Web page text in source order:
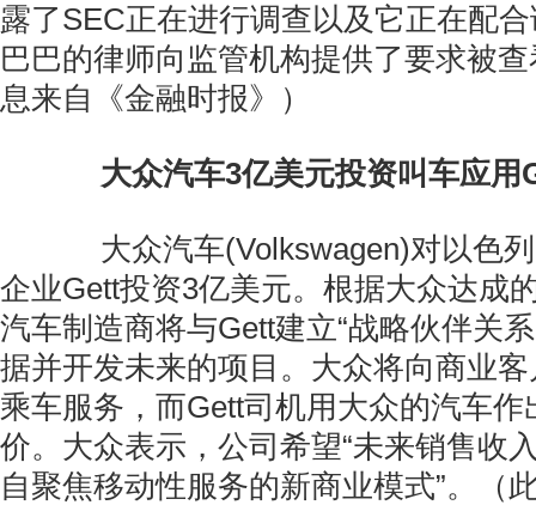
露了SEC正在进行调查以及它正在配
巴巴的律师向监管机构提供了要求被
息来自《金融时报》）
大众汽车3亿美元投资叫车应用
大众汽车(Volkswagen)对以色列
企业Gett投资3亿美元。根据大众达成
汽车制造商将与Gett建立“战略伙伴关
据并开发未来的项目。大众将向商业
乘车服务，而Gett司机用大众的汽车
价。大众表示，公司希望“未来销售收
自聚焦移动性服务的新商业模式”。（